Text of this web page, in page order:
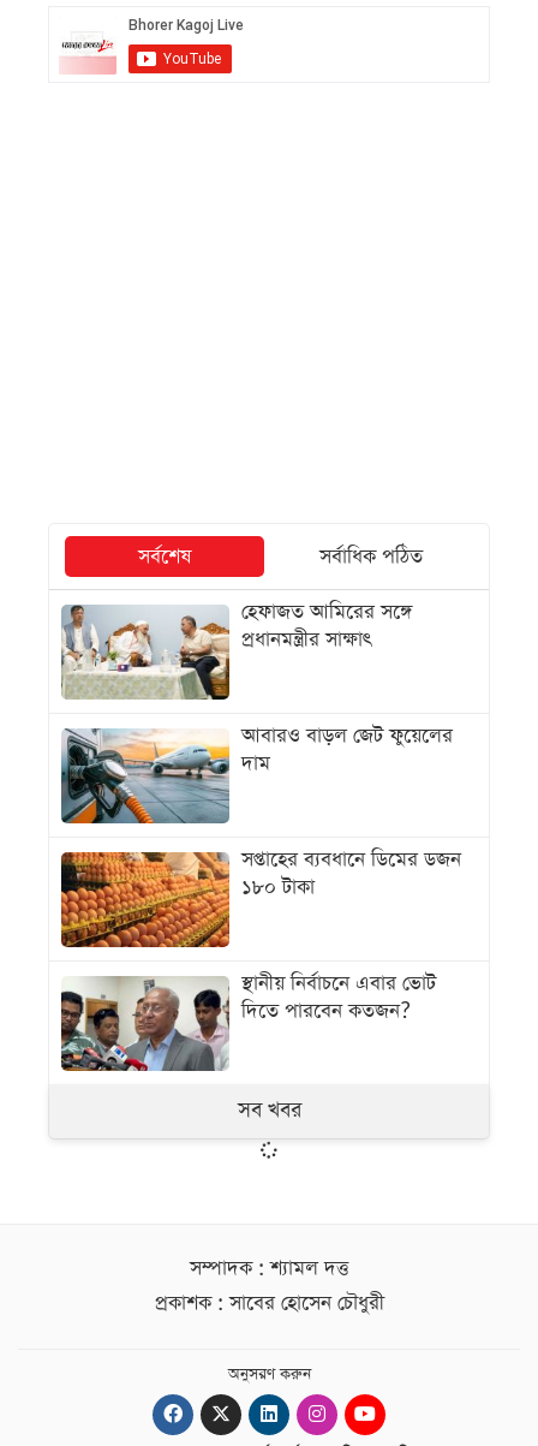
সর্বশেষ
সর্বাধিক পঠিত
হেফাজত আমিরের সঙ্গে
প্রধানমন্ত্রীর সাক্ষাৎ
আবারও বাড়ল জেট ফুয়েলের
দাম
সপ্তাহের ব্যবধানে ডিমের ডজন
১৮০ টাকা
স্থানীয় নির্বাচনে এবার ভোট
দিতে পারবেন কতজন?
সব খবর
সম্পাদক : শ্যামল দত্ত
প্রকাশক : সাবের হোসেন চৌধুরী
অনুসরণ করুন